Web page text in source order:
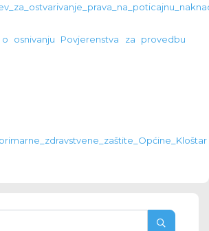
osnivanju Povjerenstva za provedbu